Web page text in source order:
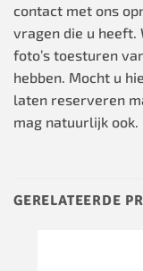
contact met ons
vragen die u heeft.
foto’s toesturen
hebben. Mocht u
laten reserveren
mag natuurlijk ook.
GERELATEERDE